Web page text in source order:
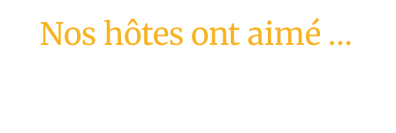
Nos hôtes ont aimé …